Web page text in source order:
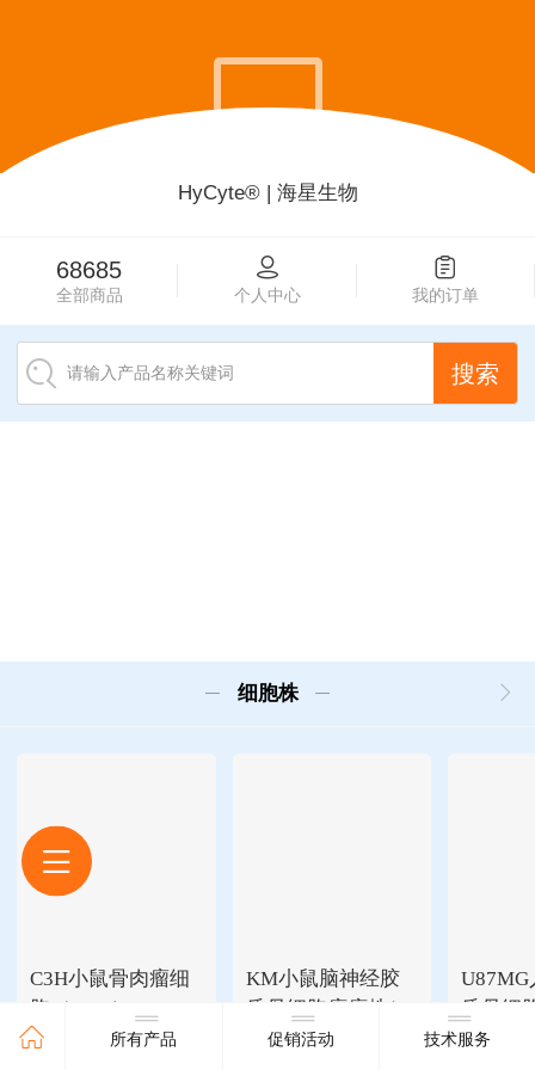
HyCyte® | 海星生物
68685
全部商品 个人中心 我的订单
请输入产品名称关键词
细胞株
C3H小鼠骨肉瘤细
胞（LM8）
￥
KM小鼠脑神经胶
质母细胞瘤瘤株(G
422)
890.00
质母细
87MG)
￥890
所有产品 促销活动 技术服务